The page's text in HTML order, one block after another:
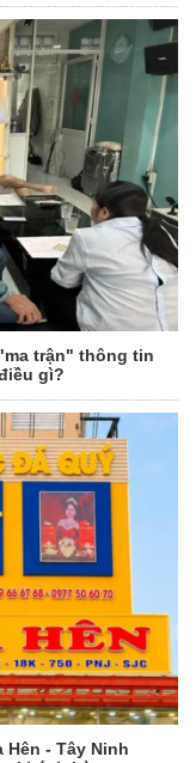
trận" thông tin
gì?
Hên - Tây Ninh